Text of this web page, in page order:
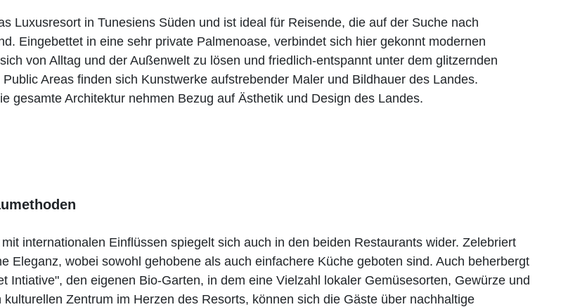
Luxusresort in Tunesiens Süden und ist ideal für Reisende, die auf der Suche nach
Eingebettet in eine sehr private Palmenoase, verbindet sich hier gekonnt modernen
von Alltag und der Außenwelt zu lösen und friedlich-entspannt unter dem glitzernden
Areas finden sich Kunstwerke aufstrebender Maler und Bildhauer des Landes.
gesamte Architektur nehmen Bezug auf Ästhetik und Design des Landes.
internationalen Einflüssen spiegelt sich auch in den beiden Restaurants wider. Zelebriert
Eleganz, wobei sowohl gehobene als auch einfachere Küche geboten sind. Auch beherbergt
Intiative", den eigenen Bio-Garten, in dem eine Vielzahl lokaler Gemüsesorten, Gewürze und
Zentrum im Herzen des Resorts, können sich die Gäste über nachhaltige